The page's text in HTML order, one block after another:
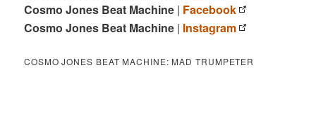
Cosmo Jones Beat Machine | Facebook
Cosmo Jones Beat Machine | Instagram
COSMO JONES BEAT MACHINE: MAD TRUMPETER